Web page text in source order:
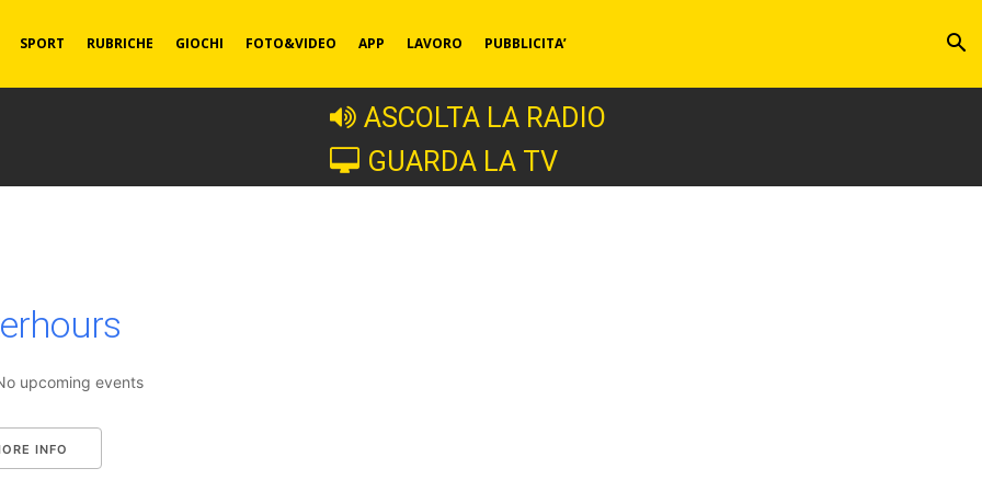
SPORT RUBRICHE GIOCHI FOTO&VIDEO APP LAVORO PUBBLICITA’
ASCOLTA LA RADIO
GUARDA LA TV
upcoming events
INFO